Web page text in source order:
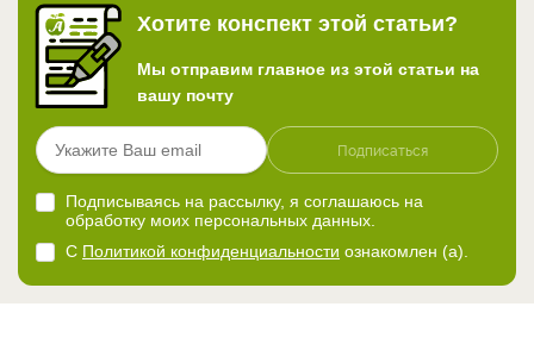
Хотите конспект этой статьи?
Мы отправим главное из этой статьи на
вашу почту
Подписаться
Подписываясь на рассылку, я соглашаюсь на
обработку моих персональных данных.
С Политикой конфиденциальности ознакомлен (а).